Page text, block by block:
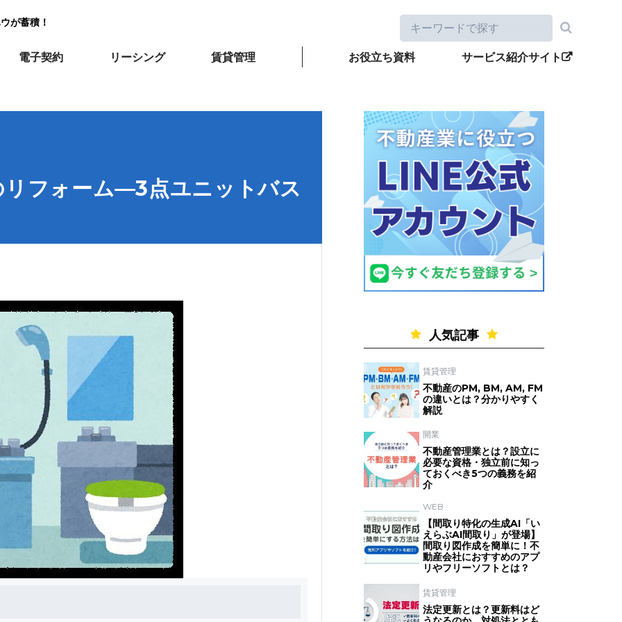
が蓄積！
電子契約 リーシング 賃貸管理 お役立ち資料 サービス紹介サイト
フォーム―3点ユニットバス
人気記事
賃貸管理
不動産のPM, BM, AM, FM
の違いとは？分かりやすく
解説
開業
不動産管理業とは？設立に
必要な資格・独立前に知っ
ておくべき5つの義務を紹
介
WEB
【間取り特化の生成AI「い
えらぶAI間取り」が登場】
間取り図作成を簡単に！不
動産会社におすすめのアプ
リやフリーソフトとは？
賃貸管理
法定更新とは？更新料はど